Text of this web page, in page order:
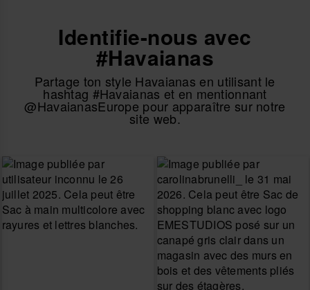
Identifie-nous avec
#Havaianas
Partage ton style Havaianas en utilisant le
hashtag #Havaianas et en mentionnant
@HavaianasEurope pour apparaître sur notre
site web.